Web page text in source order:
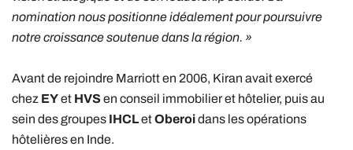
nomination nous positionne idéalement pour poursuivre
notre croissance soutenue dans la région. »
Avant de rejoindre Marriott en 2006, Kiran avait exercé
chez EYet HVSen conseil immobilier et hôtelier, puis au
sein des groupes IHCLetOberoidans les opérations
hôtelières en Inde.